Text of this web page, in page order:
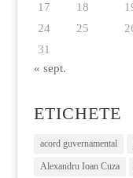
17
18
24
25
31
« sept.
ETICHETE
acord guvernamental
Alexandru Ioan Cuza